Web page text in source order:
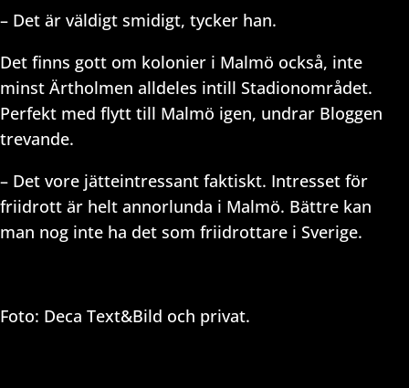
– Det är väldigt smidigt, tycker han.
Det finns gott om kolonier i Malmö också, inte
minst Ärtholmen alldeles intill Stadionområdet.
Perfekt med flytt till Malmö igen, undrar Bloggen
trevande.
– Det vore jätteintressant faktiskt. Intresset för
friidrott är helt annorlunda i Malmö. Bättre kan
man nog inte ha det som friidrottare i Sverige.
Foto: Deca Text&Bild och privat.